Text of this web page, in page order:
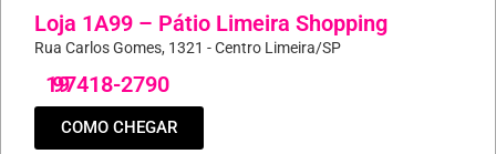
Loja 1A99 – Pátio Limeira Shopping
Rua Carlos Gomes, 1321 - Centro Limeira/SP
19
97418-2790
COMO CHEGAR